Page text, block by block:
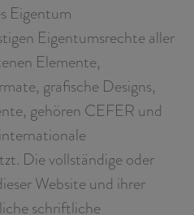
Eigentum
Eigentumsrechte aller
Elemente,
grafische Designs,
gehören CEFER und
Die vollständige oder
Website und ihrer
schriftliche